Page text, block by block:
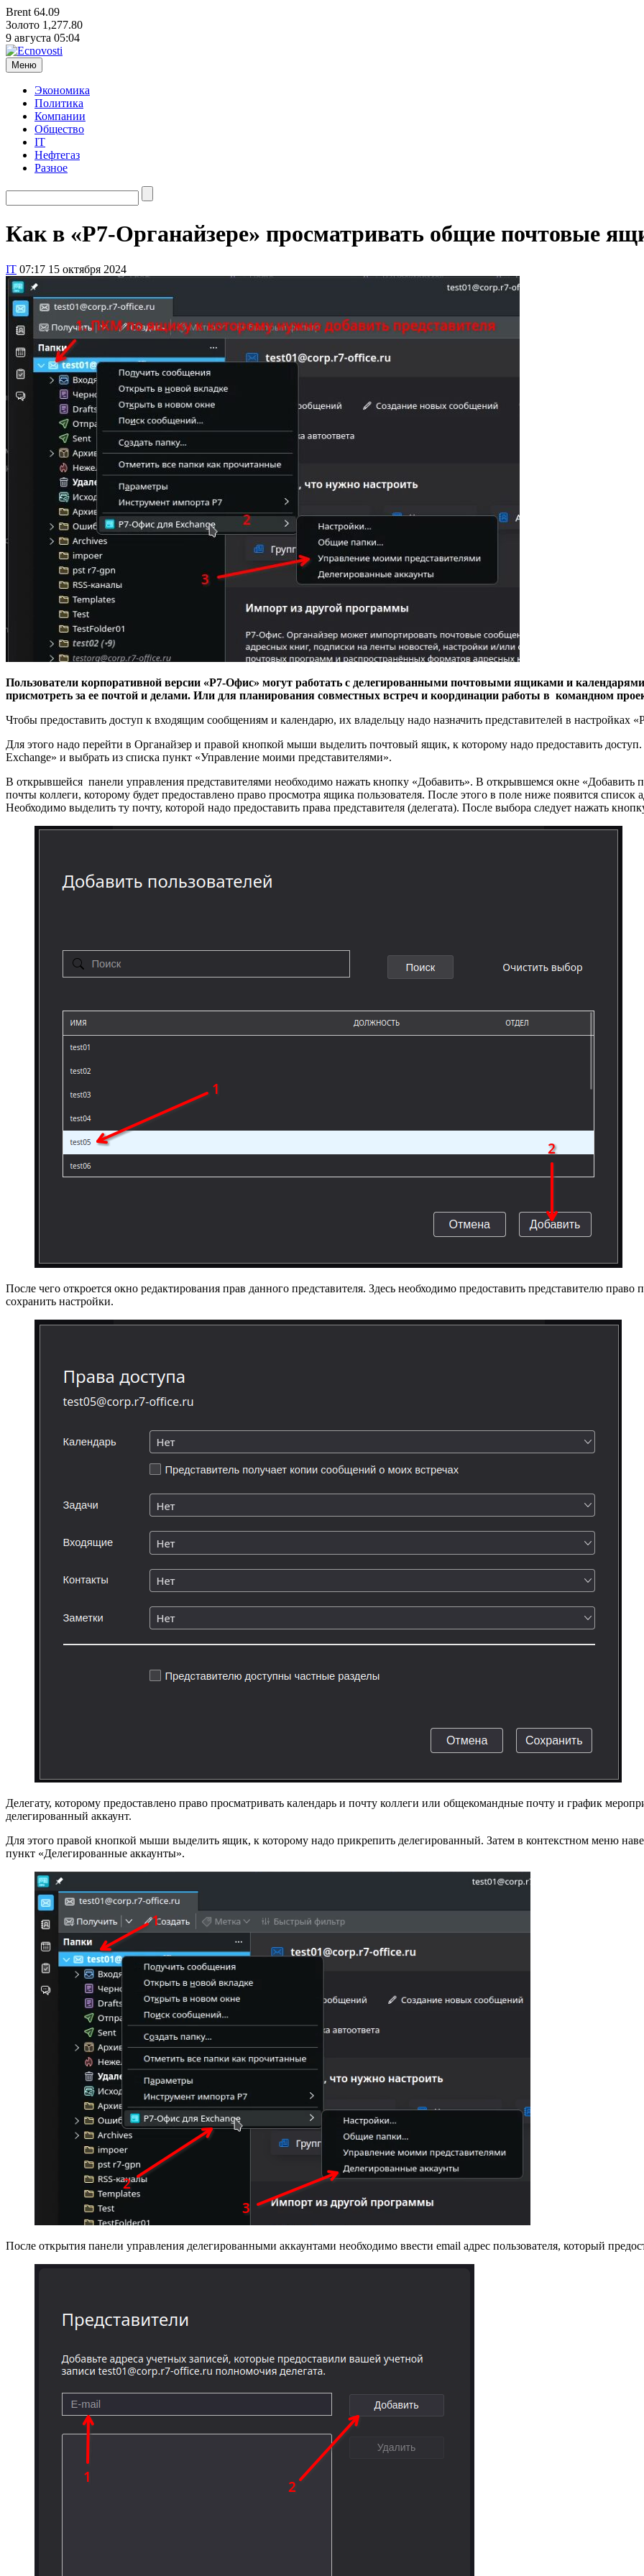
Brent 64.09
Золото 1,277.80
9 августа 05:04
Меню
Экономика
Политика
Компании
Общество
IT
Нефтегаз
Разное
Как в «Р7-Органайзере» просматривать общие почтовые
IT 07:17 15 октября 2024
Пользователи корпоративной версии «Р7-Офис» могут работать с делегированными почтовыми ящиками и
присмотреть за ее почтой и делами. Или для планирования совместных встреч и координации работы в командном
Чтобы предоставить доступ к входящим сообщениям и календарю, их владельцу надо назначить представителей в настройках
Для этого надо перейти в Органайзер и правой кнопкой мыши выделить почтовый ящик, к которому надо предоставить
Exchange» и выбрать из списка пункт «Управление моими представителями».
В открывшейся панели управления представителями необходимо нажать кнопку «Добавить». В открывшемся окне «Добавить
почты коллеги, которому будет предоставлено право просмотра ящика пользователя. После этого в поле ниже появится
Необходимо выделить ту почту, которой надо предоставить права представителя (делегата). После выбора следует нажать
После чего откроется окно редактирования прав данного представителя. Здесь необходимо предоставить представителю
сохранить настройки.
Делегату, которому предоставлено право просматривать календарь и почту коллеги или общекомандные почту и график
делегированный аккаунт.
Для этого правой кнопкой мыши выделить ящик, к которому надо прикрепить делегированный. Затем в контекстном меню
пункт «Делегированные аккаунты».
После открытия панели управления делегированными аккаунтами необходимо ввести email адрес пользователя, который